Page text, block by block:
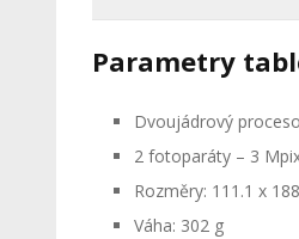
Parametry
Dvoujádrový
2 fotoparáty – 3
Rozměry: 111.1 x
Váha: 302 g